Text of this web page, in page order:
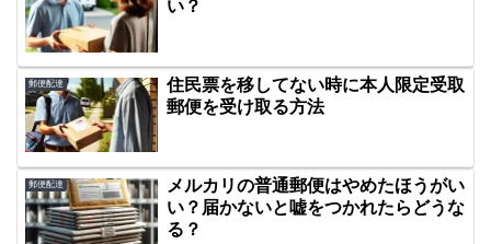
い？
郵便配達
住民票を移してない時に本人限定受取
郵便を受け取る方法
郵便配達
メルカリの普通郵便はやめたほうがい
い？届かないと嘘をつかれたらどうな
る？